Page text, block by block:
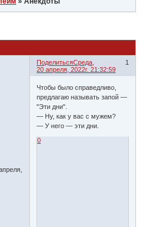
Поделиться 1
Среда,
20 апреля, 2022г. 21:32:59
Чтобы было справедливо,
предлагаю называть запой —
"Эти дни".
— Ну, как у вас с мужем?
— У него — эти дни.
0